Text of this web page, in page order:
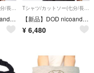
Tシャツ/カットソー(七分/長袖)
【新品】DOD nicoand ニコイラスティーノプルオーバー ホワイト L
Tシャツ/カットソー(七分/長袖)
【新品】DOD nicoand ニコイラスティーノプルオーバー ベージュ L
¥ 6,480